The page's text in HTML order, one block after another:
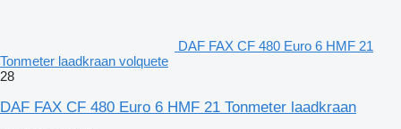
DAF FAX CF 480 Euro 6 HMF 21
Tonmeter laadkraan volquete
28
DAF FAX CF 480 Euro 6 HMF 21 Tonmeter laadkraan